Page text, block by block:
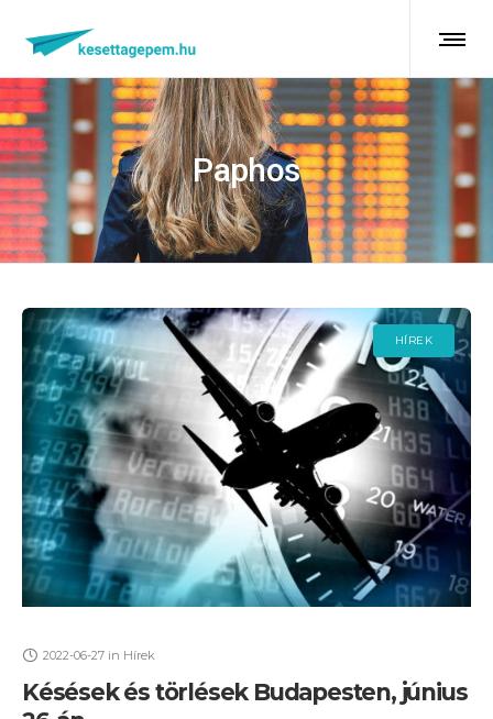
Paphos
HÍREK
2022-06-27 in Hírek
Késések és törlések Budapesten, június